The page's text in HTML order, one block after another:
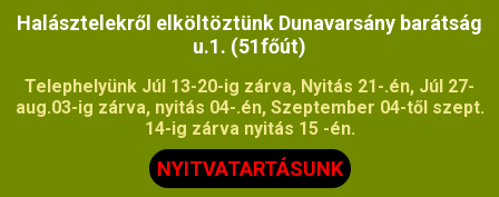
Halásztelekről elköltöztünk Dunavarsány barátság
u.1. (51főút)
Telephelyünk Júl 13-20-ig zárva, Nyitás 21-.én, Júl 27-
aug.03-ig zárva, nyitás 04-.én, Szeptember 04-től szept.
14-ig zárva nyitás 15 -én.
NYITVATARTÁSUNK